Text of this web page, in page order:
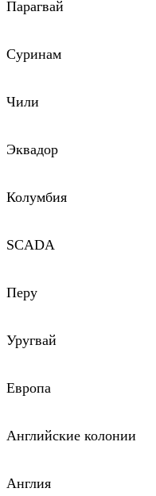
Парагвай
Суринам
Чили
Эквадор
Колумбия
SCADA
Перу
Уругвай
Европа
Английские колонии
Англия